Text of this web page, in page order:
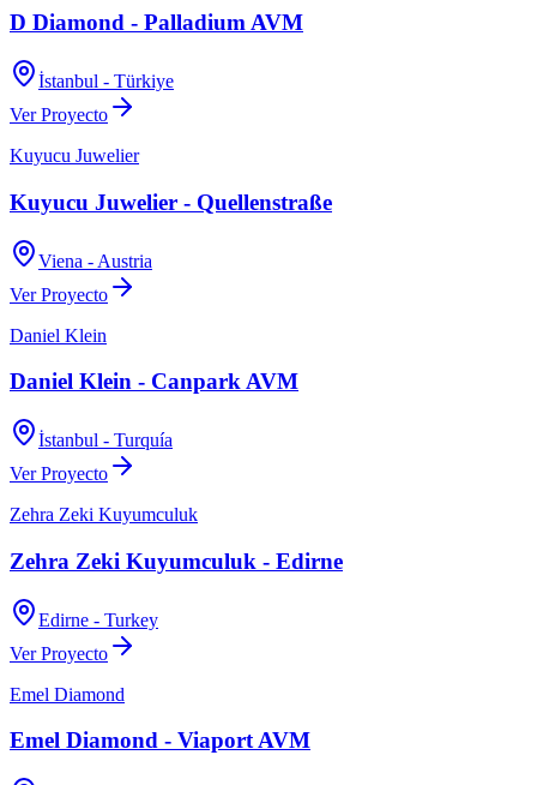
D Diamond - Palladium AVM
İstanbul - Türkiye
Ver Proyecto
Kuyucu Juwelier
Kuyucu Juwelier - Quellenstraße
Viena - Austria
Ver Proyecto
Daniel Klein
Daniel Klein - Canpark AVM
İstanbul - Turquía
Ver Proyecto
Zehra Zeki Kuyumculuk
Zehra Zeki Kuyumculuk - Edirne
Edirne - Turkey
Ver Proyecto
Emel Diamond
Emel Diamond - Viaport AVM